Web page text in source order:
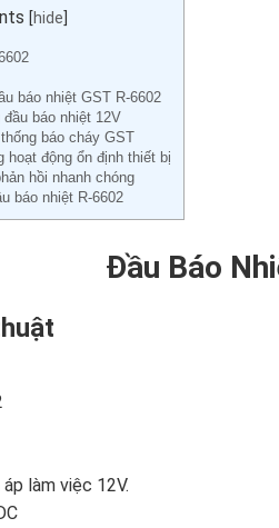
[hide
báo nhiệt GST R-6602
báo nhiệt 12V
báo cháy GST
động ổn định thiết bị
hồi nhanh chóng
báo nhiệt R-6602
Đầu Báo
làm việc 12V.